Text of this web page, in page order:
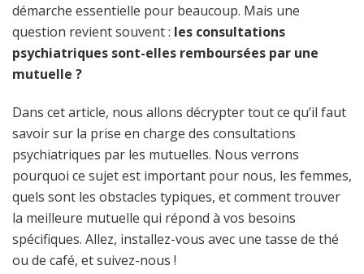
démarche essentielle pour beaucoup. Mais une
question revient souvent : les consultations
psychiatriques sont-elles remboursées par une
mutuelle ?
Dans cet article, nous allons décrypter tout ce qu’il faut
savoir sur la prise en charge des consultations
psychiatriques par les mutuelles. Nous verrons
pourquoi ce sujet est important pour nous, les femmes,
quels sont les obstacles typiques, et comment trouver
la meilleure mutuelle qui répond à vos besoins
spécifiques. Allez, installez-vous avec une tasse de thé
ou de café, et suivez-nous !